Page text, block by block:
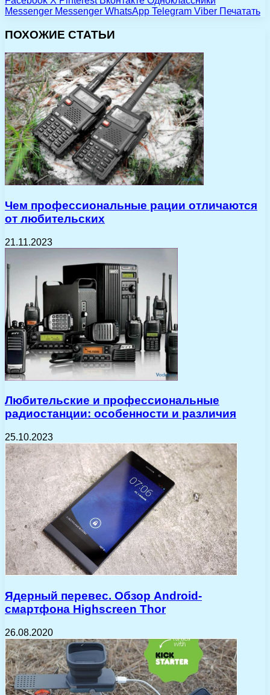
Messenger Messenger WhatsApp Telegram Viber Печатать
ПОХОЖИЕ СТАТЬИ
Чем профессиональные рации отличаются
от любительских
21.11.2023
Любительские и профессиональные
радиостанции: особенности и различия
25.10.2023
Ядерный перевес. Обзор Android-
смартфона Highscreen Thor
26.08.2020